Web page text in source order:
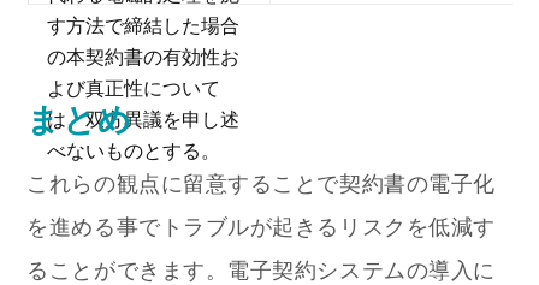
す方法で締結した場合
の本契約書の有効性お
よび真正性について
は、双方異議を申し述
べないものとする。
まとめ
これらの観点に留意することで契約書の電子化
を進める事でトラブルが起きるリスクを低減す
ることができます。電子契約システムの導入に